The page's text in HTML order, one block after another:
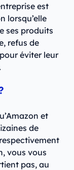
est
lorsqu’elle
ses produits
refus de
éviter leur
et
de
vous vous
pas, au